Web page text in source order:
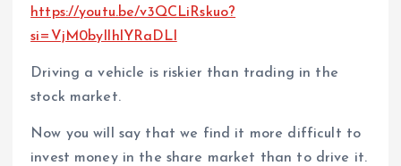
https://youtu.be/v3QCLiRskuo?
si=VjM0byIlhlYRaDLl
Driving a vehicle is riskier than trading in the
stock market.
Now you will say that we find it more difficult to
invest money in the share market than to drive it.